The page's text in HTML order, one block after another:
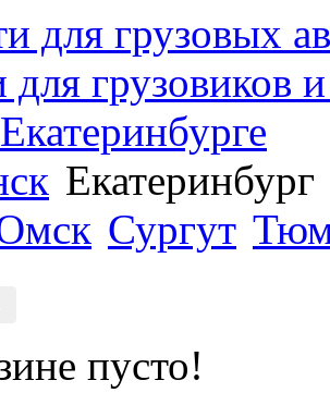
Екатеринбург
Сургут
пусто!